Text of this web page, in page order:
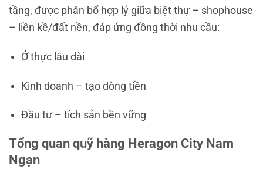
tầng, được phân bổ hợp lý giữa biệt thự – shophouse
– liền kề/đất nền, đáp ứng đồng thời nhu cầu:
Ở thực lâu dài
Kinh doanh – tạo dòng tiền
Đầu tư – tích sản bền vững
Tổng quan quỹ hàng Heragon City Nam
Ngạn